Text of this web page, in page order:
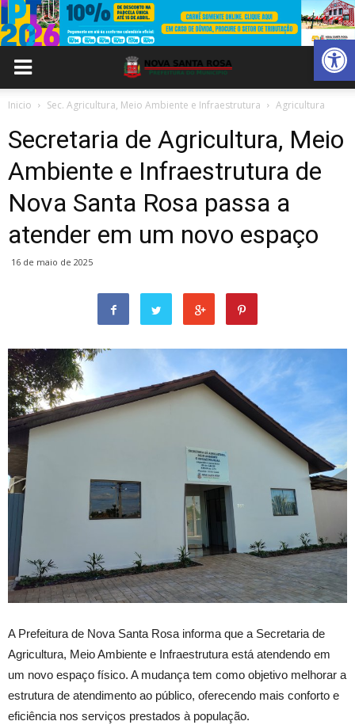
Abrir
Inicio Sec. Agricultura, Meio Ambiente e Infraestrutura Agricultura
Secretaria de Agricultura, Meio
Ambiente e Infraestrutura de
Nova Santa Rosa passa a
atender em um novo espaço
16 de maio de 2025
A Prefeitura de Nova Santa Rosa informa que a Secretaria de
Agricultura, Meio Ambiente e Infraestrutura está atendendo em
um novo espaço físico. A mudança tem como objetivo melhorar a
estrutura de atendimento ao público, oferecendo mais conforto e
eficiência nos serviços prestados à população.